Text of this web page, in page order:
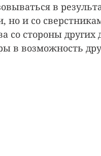
в
но и со
со стороны других
в возможность